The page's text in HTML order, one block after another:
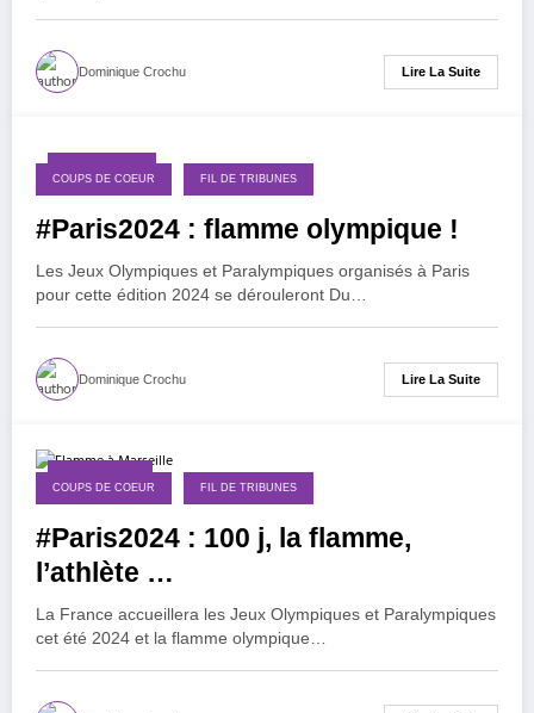
Dominique Crochu Lire La Suite
15 juillet 2024
COUPS DE COEUR FIL DE TRIBUNES
#Paris2024 : flamme olympique !
Les Jeux Olympiques et Paralympiques organisés à Paris
pour cette édition 2024 se dérouleront Du…
Dominique Crochu Lire La Suite
COUPS DE COEUR FIL DE TRIBUNES
#Paris2024 : 100 j, la flamme,
l’athlète …
La France accueillera les Jeux Olympiques et Paralympiques
cet été 2024 et la flamme olympique…